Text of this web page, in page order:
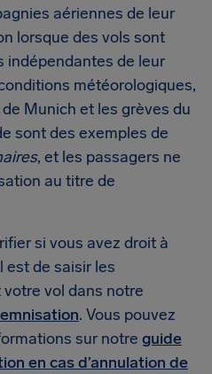
aériennes de leur
lorsque des vols sont
indépendantes de leur
météorologiques,
Munich et les grèves du
sont des exemples de
, et les passagers ne
au titre de
si vous avez droit à
est de saisir les
vol dans notre
. Vous pouvez
sur notre guide
en cas d’annulation de